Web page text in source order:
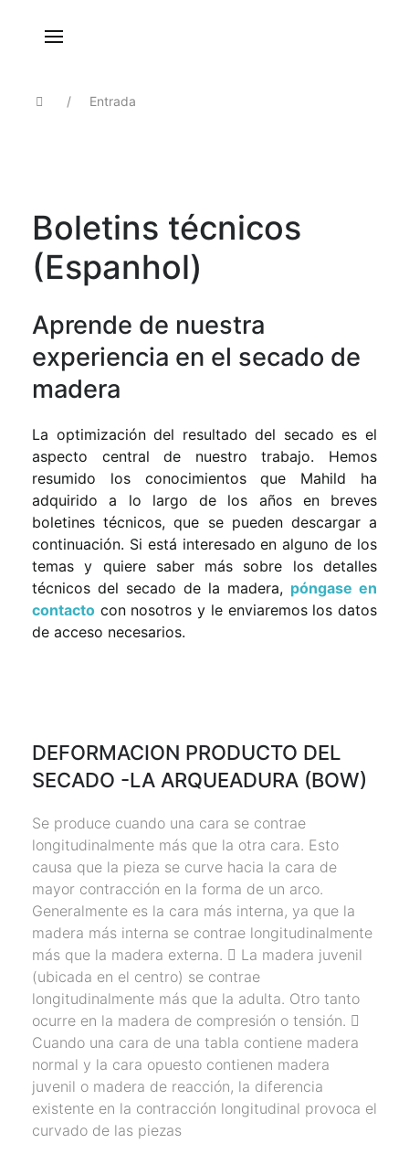
Entrada
Boletins técnicos
(Espanhol)
Aprende de nuestra
experiencia en el secado de
madera
La optimización del resultado del secado es el
aspecto central de nuestro trabajo. Hemos
resumido los conocimientos que Mahild ha
adquirido a lo largo de los años en breves
boletines técnicos, que se pueden descargar a
continuación. Si está interesado en alguno de los
temas y quiere saber más sobre los detalles
técnicos del secado de la madera, póngase en
contacto con nosotros y le enviaremos los datos
de acceso necesarios.
DEFORMACION PRODUCTO DEL
SECADO -LA ARQUEADURA (BOW)
Se produce cuando una cara se contrae
longitudinalmente más que la otra cara. Esto
causa que la pieza se curve hacia la cara de
mayor contracción en la forma de un arco.
Generalmente es la cara más interna, ya que la
madera más interna se contrae longitudinalmente
más que la madera externa. 􀂃 La madera juvenil
(ubicada en el centro) se contrae
longitudinalmente más que la adulta. Otro tanto
ocurre en la madera de compresión o tensión. 􀂃
Cuando una cara de una tabla contiene madera
normal y la cara opuesto contienen madera
juvenil o madera de reacción, la diferencia
existente en la contracción longitudinal provoca el
curvado de las piezas